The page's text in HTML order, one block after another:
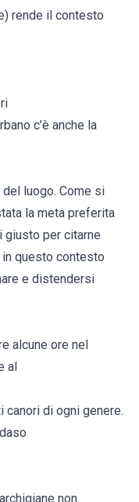
rende il contesto
c’è anche la
luogo. Come si
la meta preferita
giusto per citarne
questo contesto
e distendersi
alcune ore nel
al
di ogni genere.
non